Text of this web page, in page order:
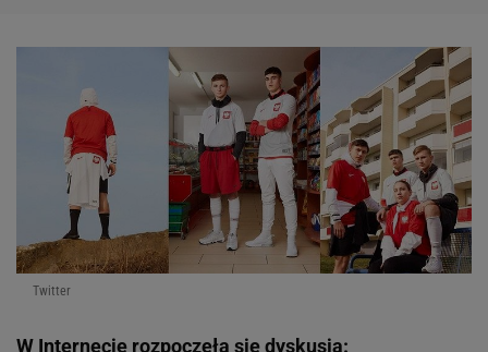
Twitter
W Internecie rozpoczęła się dyskusja: